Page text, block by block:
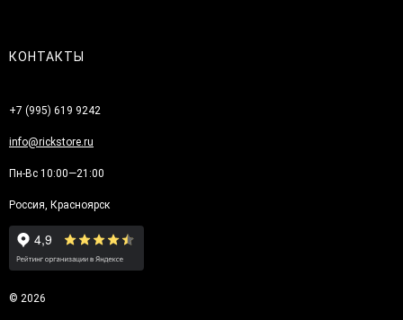
КОНТАКТЫ
+7 (995) 619 9242
info@rickstore.ru
Пн-Вс 10:00—21:00
Россия, Красноярск
© 2026